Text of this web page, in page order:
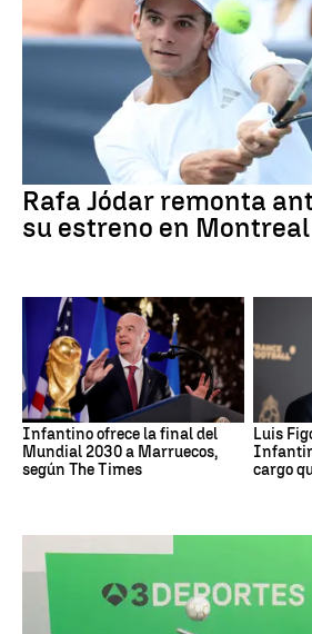
Rafa Jódar remonta
su estreno en Montreal
Infantino ofrece la final del
Mundial 2030 a Marruecos,
según The Times
Luis
cargo